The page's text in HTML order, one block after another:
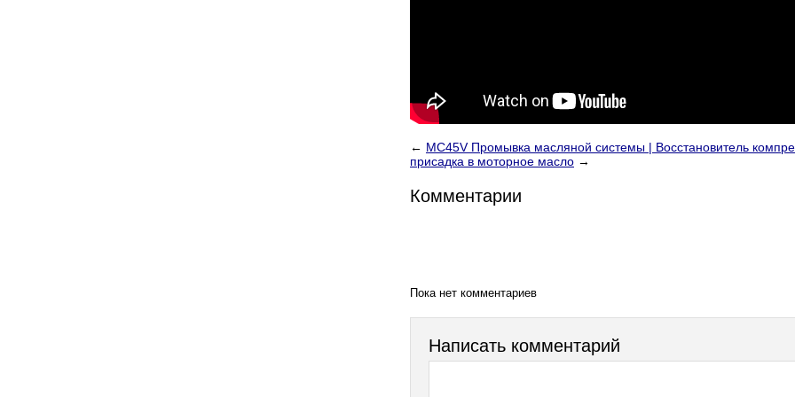
← MC45V Промывка масляной системы | Восстановитель
присадка в моторное масло →
Комментарии
Пока нет комментариев
Написать комментарий